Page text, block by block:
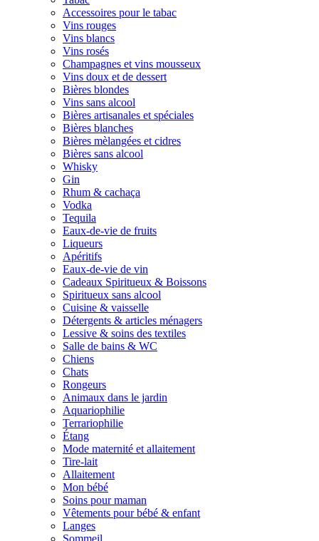
Accessoires pour le tabac
Vins rouges
Vins blancs
Vins rosés
Champagnes et vins mousseux
Vins doux et de dessert
Bières blondes
Vins sans alcool
Bières artisanales et spéciales
Bières blanches
Bières mèlangées et cidres
Bières sans alcool
Whisky
Gin
Rhum & cachaça
Vodka
Tequila
Eaux-de-vie de fruits
Liqueurs
Apéritifs
Eaux-de-vie de vin
Cadeaux Spiritueux & Boissons
Spiritueux sans alcool
Cuisine & vaisselle
Détergents & articles ménagers
Lessive & soins des textiles
Salle de bains & WC
Chiens
Chats
Rongeurs
Animaux dans le jardin
Aquariophilie
Terrariophilie
Étang
Mode maternité et allaitement
Tire-lait
Allaitement
Mon bébé
Soins pour maman
Vêtements pour bébé & enfant
Langes
Sommeil